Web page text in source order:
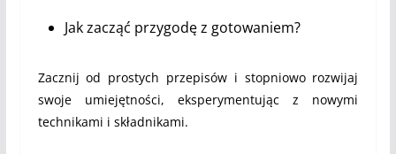
Jak zacząć przygodę z gotowaniem?
Zacznij od prostych przepisów i stopniowo rozwijaj
swoje umiejętności, eksperymentując z nowymi
technikami i składnikami.